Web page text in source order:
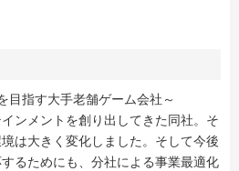
目指す大手老舗ゲーム会社～
ンメントを創り出してきた同社。そ
は大きく変化しました。そして今後
るためにも、分社による事業最適化